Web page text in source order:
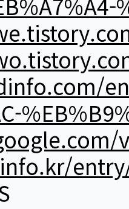
entry/